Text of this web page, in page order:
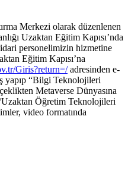
Merkezi olarak düzenlenen
Uzaktan Eğitim Kapısı’nda
personelimizin hizmetine
Eğitim Kapısı’na
Giris?return=/adresinden e-
yapıp “Bilgi Teknolojileri
Metaverse Dünyasına
Öğretim Teknolojileri
video formatında